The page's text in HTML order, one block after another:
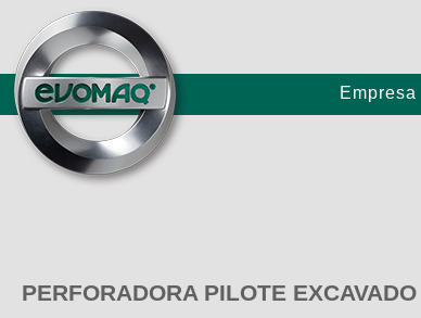
Empresa
PERFORADORA PILOTE EXCAVADO